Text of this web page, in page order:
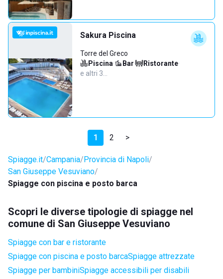
Sakura Piscina
Torre del Greco
Piscina· Bar· Ristorante·
e altri 3…
1 2 >
Spiagge.it Campania Provincia di Napoli
San Giuseppe Vesuviano
Spiagge con piscina e posto barca
Scopri le diverse tipologie di spiagge nel
comune di San Giuseppe Vesuviano
Spiagge con bar e ristorante
Spiagge con piscina e posto barcaSpiagge attrezzate
Spiagge per bambiniSpiagge accessibili per disabili